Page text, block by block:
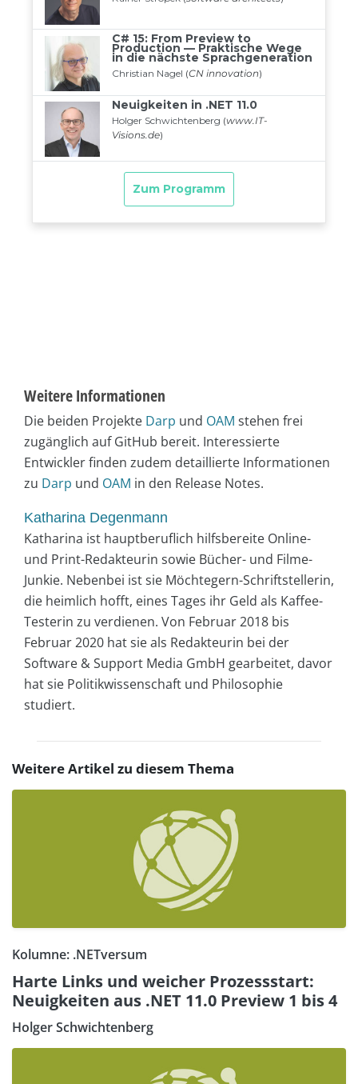
Weitere Informationen
Die beiden Projekte Darp und OAM stehen frei
zugänglich auf GitHub bereit. Interessierte
Entwickler finden zudem detaillierte Informationen
zu Darp und OAM in den Release Notes.
Katharina Degenmann
Katharina ist hauptberuflich hilfsbereite Online-
und Print-Redakteurin sowie Bücher- und Filme-
Junkie. Nebenbei ist sie Möchtegern-Schriftstellerin,
die heimlich hofft, eines Tages ihr Geld als Kaffee-
Testerin zu verdienen. Von Februar 2018 bis
Februar 2020 hat sie als Redakteurin bei der
Software & Support Media GmbH gearbeitet, davor
hat sie Politikwissenschaft und Philosophie
studiert.
Weitere Artikel zu diesem Thema
Kolumne: .NETversum
Harte Links und weicher Prozessstart:
Neuigkeiten aus .NET 11.0 Preview 1 bis 4
Holger Schwichtenberg